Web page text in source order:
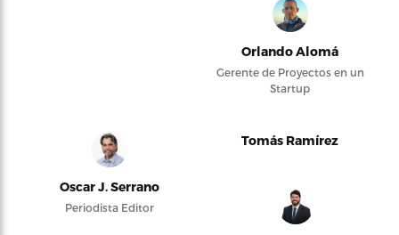
Orlando Alomá
Gerente de Proyectos en un
Startup
Oscar J. Serrano
Periodista Editor
Tomás Ramírez